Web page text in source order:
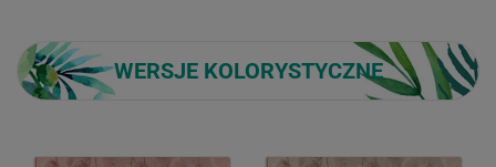
WERSJE KOLORYSTYCZNE